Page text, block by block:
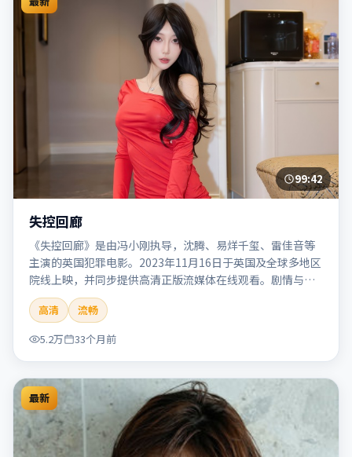
99:42
失控回廊
《失控回廊》是由冯小刚执导，沈腾、易烊千玺、雷佳音等
主演的英国犯罪电影。2023年11月16日于英国及全球多地区
院线上映，并同步提供高清正版流媒体在线观看。剧情与看
点：聚焦案件与人性灰色地带，张力十足，兼具社会观察与
戏剧冲突。本片适合检索「失控回廊」「冯小刚」「犯罪」
「英国」「2023」「2023-11-16上映」等关键词的影迷阅读
简介与主创信息。
高清
流畅
5.2万
33个月前
最新